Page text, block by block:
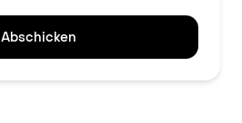
Abschicken